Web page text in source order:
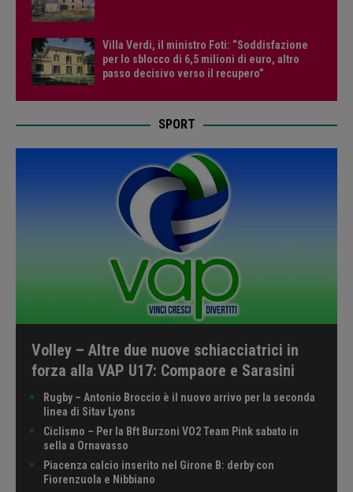
Villa Verdi, il ministro Foti: “Soddisfazione
per lo sblocco di 6,5 milioni di euro, altro
passo decisivo verso il recupero”
SPORT
Volley – Altre due nuove schiacciatrici in
forza alla VAP U17: Compaore e Sarasini
Rugby – Antonio Broccio è il nuovo arrivo per la seconda
linea di Sitav Lyons
Ciclismo – Per la Bft Burzoni VO2 Team Pink sabato in
sella a Ornavasso
Piacenza calcio inserito nel Girone B: derby con
Fiorenzuola e Nibbiano